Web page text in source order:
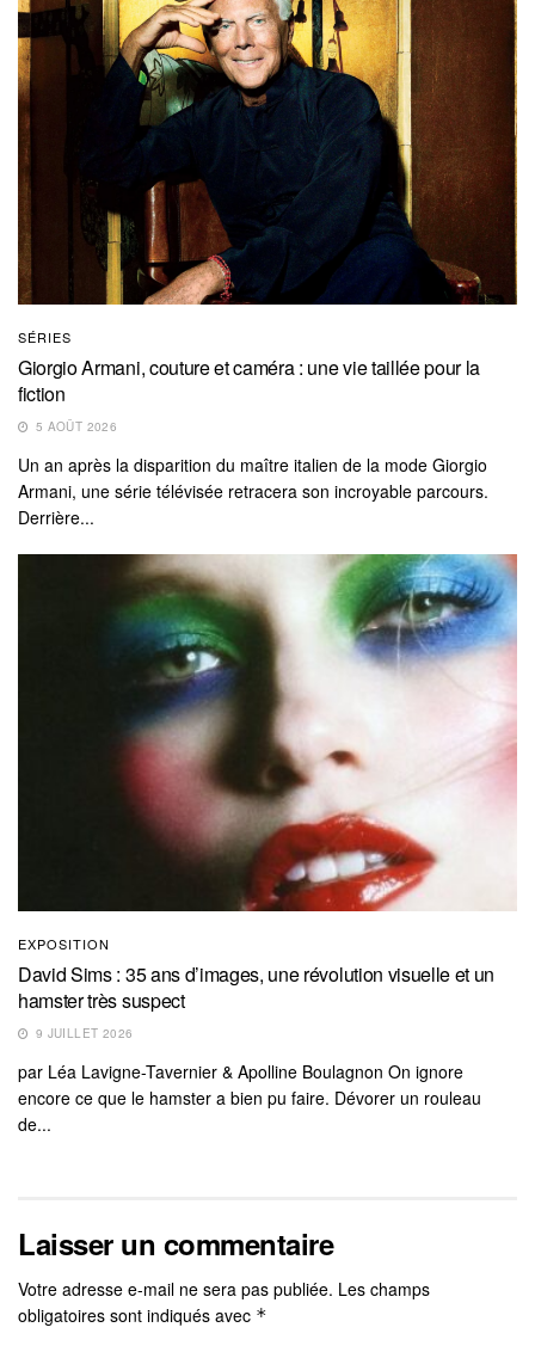
SÉRIES
Giorgio Armani, couture et caméra : une vie taillée pour la
fiction
5 AOÛT 2026
Un an après la disparition du maître italien de la mode Giorgio
Armani, une série télévisée retracera son incroyable parcours.
Derrière...
EXPOSITION
David Sims : 35 ans d’images, une révolution visuelle et un
hamster très suspect
9 JUILLET 2026
par Léa Lavigne-Tavernier & Apolline Boulagnon On ignore
encore ce que le hamster a bien pu faire. Dévorer un rouleau
de...
Laisser un commentaire
Votre adresse e-mail ne sera pas publiée. Les champs
obligatoires sont indiqués avec *